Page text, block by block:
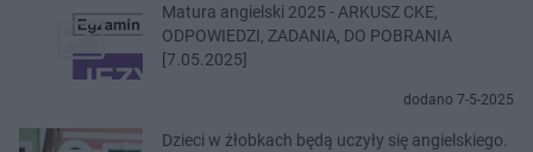
Matura angielski 2025 - ARKUSZ CKE,
ODPOWIEDZI, ZADANIA, DO POBRANIA
[7.05.2025]
dodano 7-5-2025
Dzieci w żłobkach będą uczyły się angielskiego.